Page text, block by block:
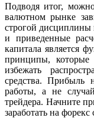
Подводя итог,
валютном рынке
строгой дисциплины
и приведенные
капитала является
принципы,
избежать
средства. Прибыль
работы, а не
трейдера. Начните
заработать на